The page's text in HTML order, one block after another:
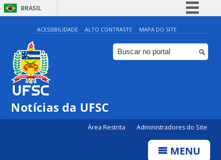
BRASIL
Simplifique!
Comunica BR
Participe
ACESSIBILIDADE ALTO CONTRASTE MAPA DO SITE
Notícias da UFSC
Área Restrita Administradores do Site
MENU